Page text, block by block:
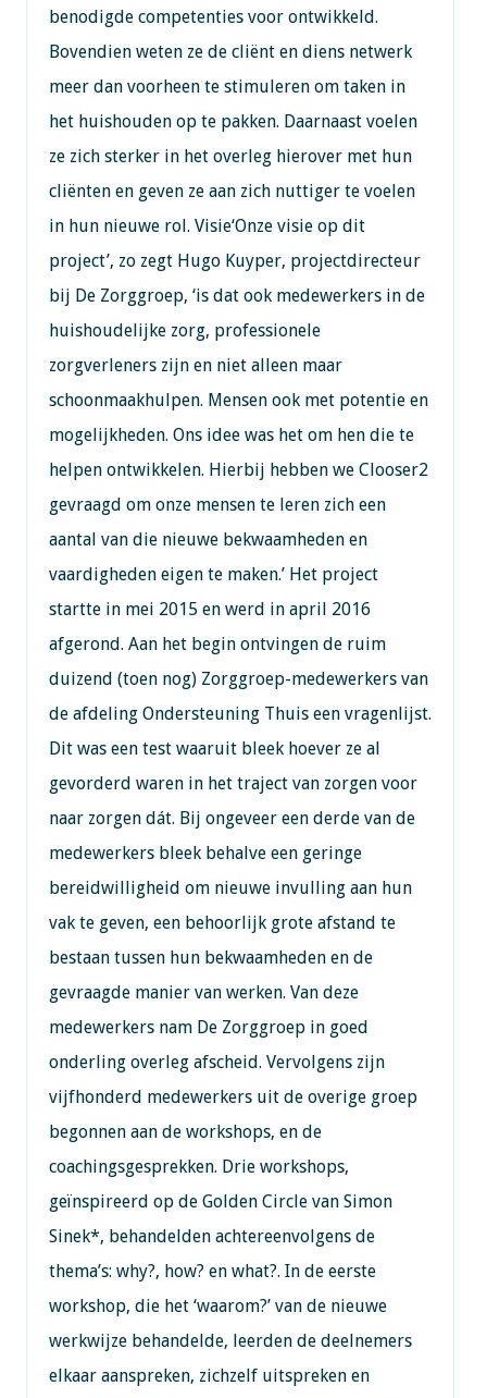
benodigde competenties voor ontwikkeld.
Bovendien weten ze de cliënt en diens netwerk
meer dan voorheen te stimuleren om taken in
het huishouden op te pakken. Daarnaast voelen
ze zich sterker in het overleg hierover met hun
cliënten en geven ze aan zich nuttiger te voelen
in hun nieuwe rol. Visie‘Onze visie op dit
project’, zo zegt Hugo Kuyper, projectdirecteur
bij De Zorggroep, ‘is dat ook medewerkers in de
huishoudelijke zorg, professionele
zorgverleners zijn en niet alleen maar
schoonmaakhulpen. Mensen ook met potentie en
mogelijkheden. Ons idee was het om hen die te
helpen ontwikkelen. Hierbij hebben we Clooser2
gevraagd om onze mensen te leren zich een
aantal van die nieuwe bekwaamheden en
vaardigheden eigen te maken.’ Het project
startte in mei 2015 en werd in april 2016
afgerond. Aan het begin ontvingen de ruim
duizend (toen nog) Zorggroep-medewerkers van
de afdeling Ondersteuning Thuis een vragenlijst.
Dit was een test waaruit bleek hoever ze al
gevorderd waren in het traject van zorgen voor
naar zorgen dát. Bij ongeveer een derde van de
medewerkers bleek behalve een geringe
bereidwilligheid om nieuwe invulling aan hun
vak te geven, een behoorlijk grote afstand te
bestaan tussen hun bekwaamheden en de
gevraagde manier van werken. Van deze
medewerkers nam De Zorggroep in goed
onderling overleg afscheid. Vervolgens zijn
vijfhonderd medewerkers uit de overige groep
begonnen aan de workshops, en de
coachingsgesprekken. Drie workshops,
geïnspireerd op de Golden Circle van Simon
Sinek*, behandelden achtereenvolgens de
thema’s: why?, how? en what?. In de eerste
workshop, die het ‘waarom?’ van de nieuwe
werkwijze behandelde, leerden de deelnemers
elkaar aanspreken, zichzelf uitspreken en